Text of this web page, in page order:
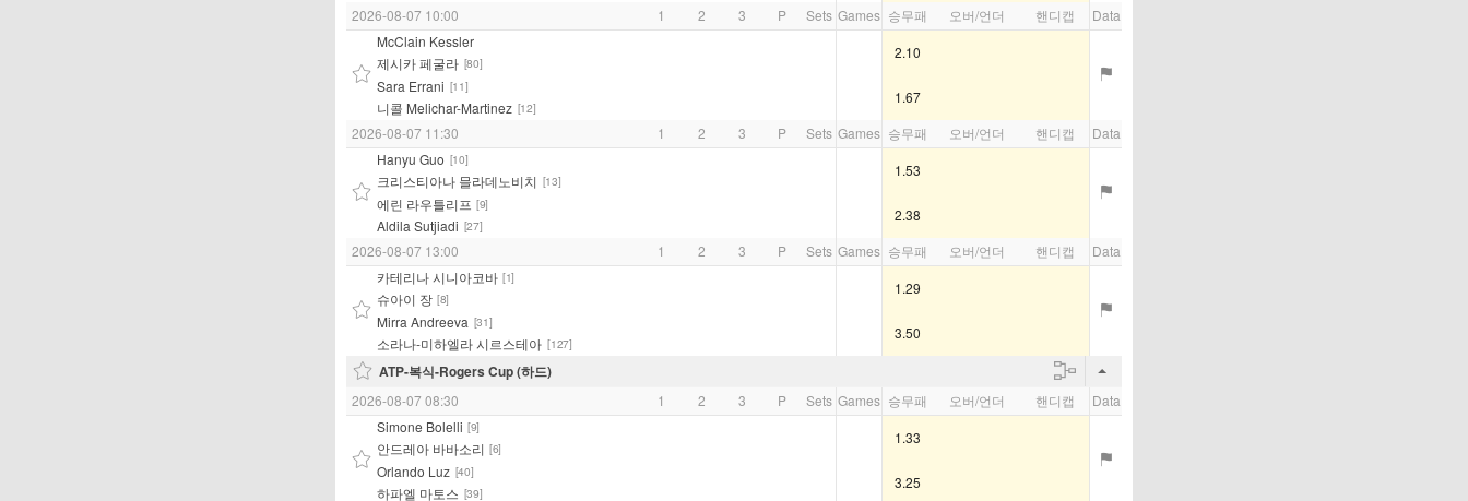
2026-08-07 10:00
1 2 3 P Sets Games 승무패 오버/언더 핸디캡
Data
McClain Kessler
제시카 페굴라 [80]
2.10
Sara Errani [11]
니콜 Melichar-Martinez [12]
1.67
2026-08-07 11:30
1 2 3 P Sets Games 승무패 오버/언더 핸디캡
Data
Hanyu Guo [10]
크리스티아나 믈라데노비치 [13]
1.53
에린 라우틀리프 [9]
Aldila Sutjiadi [27]
2.38
2026-08-07 13:00
1 2 3 P Sets Games 승무패 오버/언더 핸디캡
Data
카테리나 시니아코바 [1]
슈아이 장 [8]
1.29
Mirra Andreeva [31]
소라나-미하엘라 시르스테아 [127]
3.50
ATP-복식-Rogers Cup (하드)
2026-08-07 08:30 1 2 3 P Sets Games 승무패 오버/언더 핸디캡
Data
Simone Bolelli [9]
안드레아 바바소리 [6]
1.33
Orlando Luz [40]
하파엘 마토스 [39]
3.25